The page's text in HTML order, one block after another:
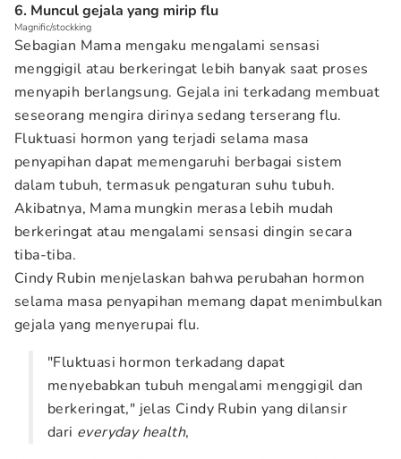
6. Muncul gejala yang mirip flu
Magnific/stockking
Sebagian Mama mengaku mengalami sensasi
menggigil atau berkeringat lebih banyak saat proses
menyapih berlangsung. Gejala ini terkadang membuat
seseorang mengira dirinya sedang terserang flu.
Fluktuasi hormon yang terjadi selama masa
penyapihan dapat memengaruhi berbagai sistem
dalam tubuh, termasuk pengaturan suhu tubuh.
Akibatnya, Mama mungkin merasa lebih mudah
berkeringat atau mengalami sensasi dingin secara
tiba-tiba.
Cindy Rubin menjelaskan bahwa perubahan hormon
selama masa penyapihan memang dapat menimbulkan
gejala yang menyerupai flu.
"Fluktuasi hormon terkadang dapat
menyebabkan tubuh mengalami menggigil dan
berkeringat," jelas Cindy Rubin yang dilansir
dari everyday health,